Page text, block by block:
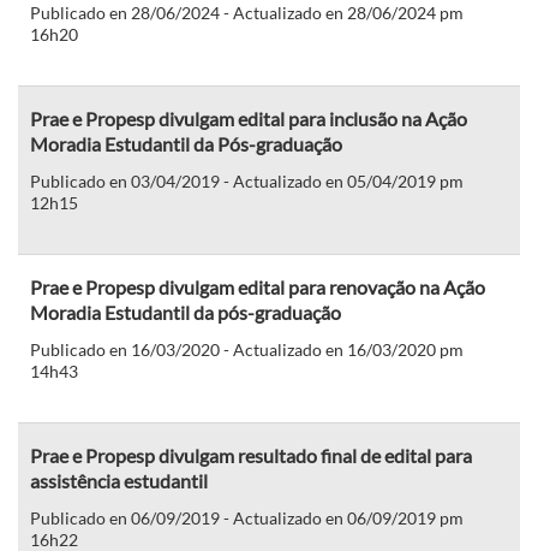
Publicado en 28/06/2024 - Actualizado en 28/06/2024 pm
16h20
Prae e Propesp divulgam edital para inclusão na Ação
Moradia Estudantil da Pós-graduação
Publicado en 03/04/2019 - Actualizado en 05/04/2019 pm
12h15
Prae e Propesp divulgam edital para renovação na Ação
Moradia Estudantil da pós-graduação
Publicado en 16/03/2020 - Actualizado en 16/03/2020 pm
14h43
Prae e Propesp divulgam resultado final de edital para
assistência estudantil
Publicado en 06/09/2019 - Actualizado en 06/09/2019 pm
16h22